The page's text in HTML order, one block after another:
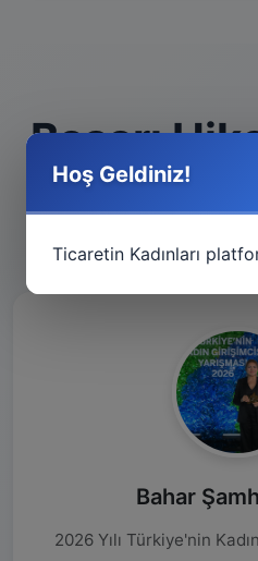
Başarı
İlham
Bahar
2026 Yılı Türkiye'nin
Hoş Geldiniz!
Ticaretin Kadınları